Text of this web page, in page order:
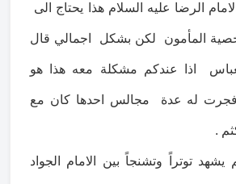
الرضا عليه السلام هذا يحتاج الى
المأمون لكن بشكل اجمالي قال
اذا عندكم مشكلة معه هذا هو
فجرت له عدة مجالس احدها كان مع
.
يشهد توتراً وتشنجاً بين الامام الجواد